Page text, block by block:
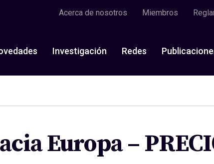
Acerca de nosotros Miembros
Investigación Redes
Europa –